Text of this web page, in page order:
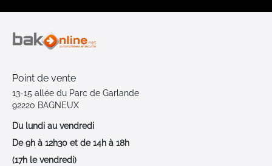
Point de vente
13-15 allée du Parc de Garlande
92220 BAGNEUX
Du lundi au vendredi
De 9h à 12h30 et de 14h à 18h
(17h le vendredi)